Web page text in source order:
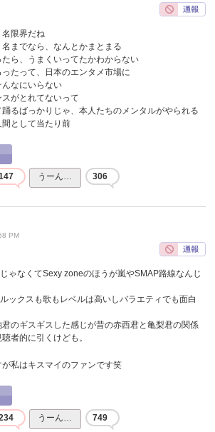
名限界だね
までなら、なんとかまとまる
ら、うまくいってたかわからない
たって、日本のエンタメ市場に
なにいらない
がとれてないって
るばっかりじゃ、本人たちのメンタルがやられる
として当たり前
うーん… 306
PM
ゃなくてSexy zoneのほうが嵐やSMAP路線なんじ
ックスも歌もレベルは高いしバラエティでも面白
のギスギスした感じが昔の赤西君と亀梨君の関係
者的に引くけども。
私はキスマイのファンです笑
うーん… 749